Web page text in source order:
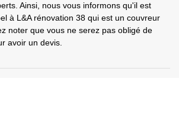
Ainsi, nous vous informons qu'il est
à L&A rénovation 38 qui est un couvreur
noter que vous ne serez pas obligé de
avoir un devis.